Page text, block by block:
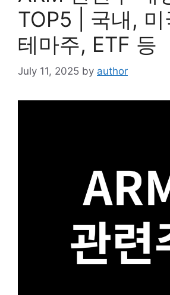
TOP5 | 국내, 미
테마주, ETF 등
July 11, 2025 by author